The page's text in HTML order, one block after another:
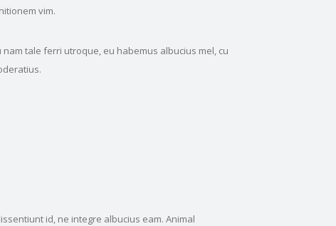
vim.
tale ferri utroque, eu habemus albucius mel, cu
id, ne integre albucius eam. Animal